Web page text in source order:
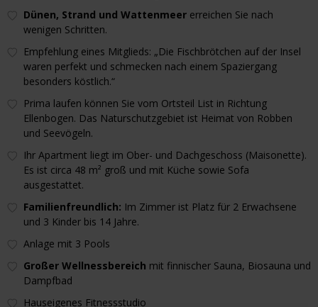
Dünen, Strand und Wattenmeer erreichen Sie nach
wenigen Schritten.
Empfehlung eines Mitglieds: „Die Fischbrötchen auf der Insel
waren perfekt und schmecken nach einem Spaziergang
besonders köstlich.“
Prima laufen können Sie vom Ortsteil List in Richtung
Ellenbogen. Das Naturschutzgebiet ist Heimat von Robben
und Seevögeln.
Ihr Apartment liegt im Ober- und Dachgeschoss (Maisonette).
Es ist circa 48 m² groß und mit Küche sowie Sofa
ausgestattet.
Familienfreundlich: Im Zimmer ist Platz für 2 Erwachsene
und 3 Kinder bis 14 Jahre.
Anlage mit 3 Pools
Großer Wellnessbereich mit finnischer Sauna, Biosauna und
Dampfbad
Hauseigenes Fitnessstudio